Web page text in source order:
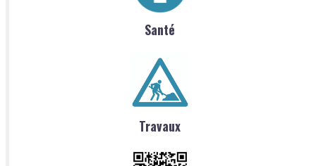
Santé
Travaux